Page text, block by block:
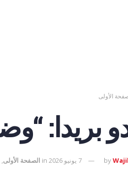
الأولى
بريدا:
by 7 يونيو 2026 in الصفحة الأولى,